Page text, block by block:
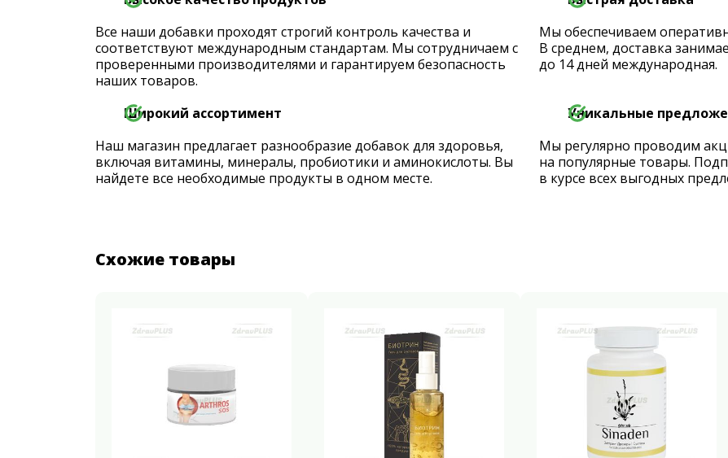
Все наши добавки проходят строгий контроль качества и
соответствуют международным стандартам. Мы сотрудничаем с
проверенными производителями и гарантируем безопасность
наших товаров.
Мы обеспечиваем
В среднем, доставка
до 14 дней международная.
Широкий ассортимент
Наш магазин предлагает разнообразие добавок для здоровья,
включая витамины, минералы, пробиотики и аминокислоты. Вы
найдете все необходимые продукты в одном месте.
Уникальные
Мы регулярно проводим
на популярные товары.
в курсе всех выгодных
Схожие товары